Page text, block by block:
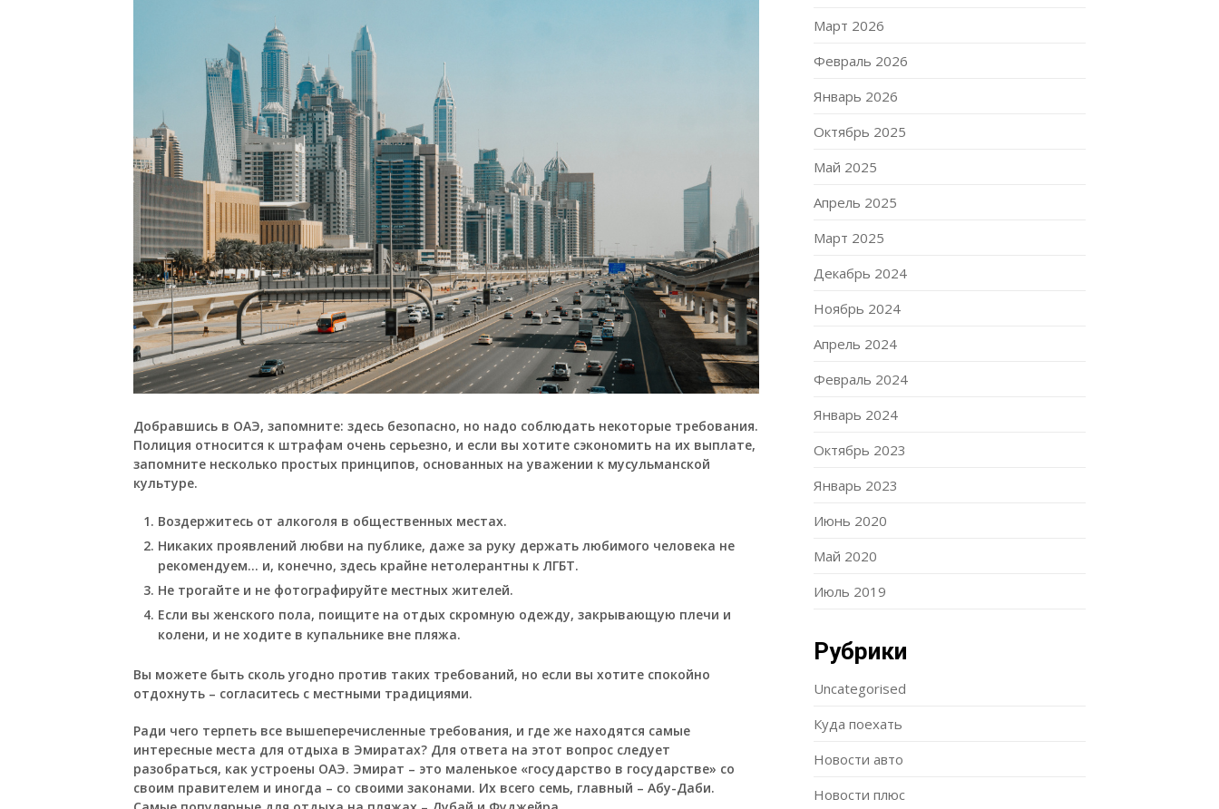
Добравшись в ОАЭ, запомните: здесь безопасно, но надо соблюдать некоторые требования.
Полиция относится к штрафам очень серьезно, и если вы хотите сэкономить на их выплате,
запомните несколько простых принципов, основанных на уважении к мусульманской
культуре.
Воздержитесь от алкоголя в общественных местах.
Никаких проявлений любви на публике, даже за руку держать любимого человека не
рекомендуем… и, конечно, здесь крайне нетолерантны к ЛГБТ.
Не трогайте и не фотографируйте местных жителей.
Если вы женского пола, поищите на отдых скромную одежду, закрывающую плечи и
колени, и не ходите в купальнике вне пляжа.
Вы можете быть сколь угодно против таких требований, но если вы хотите спокойно
отдохнуть – согласитесь с местными традициями.
Ради чего терпеть все вышеперечисленные требования, и где же находятся самые
интересные места для отдыха в Эмиратах? Для ответа на этот вопрос следует
разобраться, как устроены ОАЭ. Эмират – это маленькое «государство в государстве» со
своим правителем и иногда – со своими законами. Их всего семь, главный – Абу-Даби.
Март 2026
Февраль 2026
Январь 2026
Октябрь 2025
Май 2025
Апрель 2025
Март 2025
Декабрь 2024
Ноябрь 2024
Апрель 2024
Февраль 2024
Январь 2024
Октябрь 2023
Январь 2023
Июнь 2020
Май 2020
Июль 2019
Рубрики
Uncategorised
Куда поехать
Новости авто
Новости плюс